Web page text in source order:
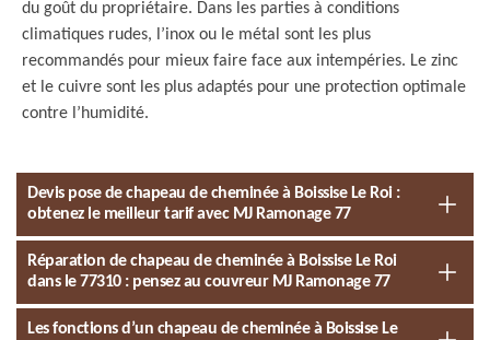
du goût du propriétaire. Dans les parties à conditions
climatiques rudes, l’inox ou le métal sont les plus
recommandés pour mieux faire face aux intempéries. Le zinc
et le cuivre sont les plus adaptés pour une protection optimale
contre l’humidité.
Devis pose de chapeau de cheminée à Boissise Le Roi :
obtenez le meilleur tarif avec MJ Ramonage 77
Réparation de chapeau de cheminée à Boissise Le Roi
dans le 77310 : pensez au couvreur MJ Ramonage 77
Les fonctions d’un chapeau de cheminée à Boissise Le